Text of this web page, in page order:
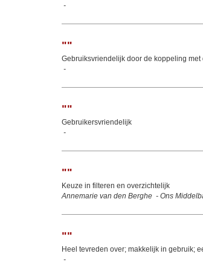
-
""
Gebruiks­vriendelijk door de koppeling met
-
""
Gebruikersvriendelijk
-
""
Keuze in filteren en overzichtelijk
Annemarie van den Berghe - Ons
""
Heel tevreden over; makkelijk in gebruik;
-